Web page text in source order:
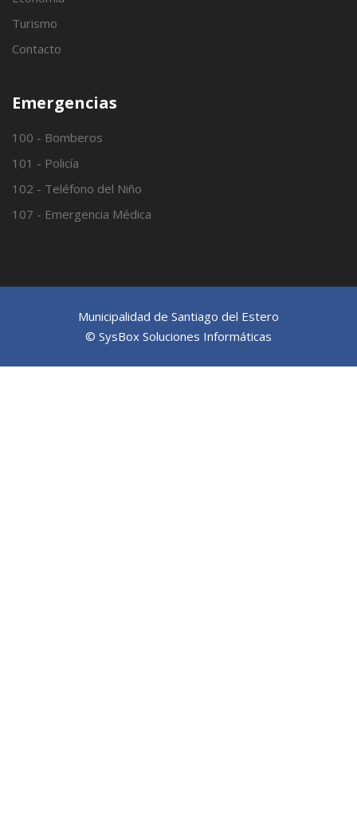
Turismo
Contacto
Emergencias
100 - Bomberos
101 - Policía
102 - Teléfono del Niño
107 - Emergencia Médica
Municipalidad de Santiago del Estero
© SysBox Soluciones Informáticas